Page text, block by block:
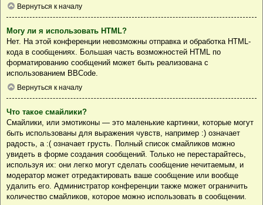
Вернуться к началу
Могу ли я использовать HTML?
Нет. На этой конференции невозможны отправка и обработка HTML-
кода в сообщениях. Большая часть возможностей HTML по
форматированию сообщений может быть реализована с
использованием BBCode.
Вернуться к началу
Что такое смайлики?
Смайлики, или эмотиконы — это маленькие картинки, которые могут
быть использованы для выражения чувств, например :) означает
радость, а :( означает грусть. Полный список смайликов можно
увидеть в форме создания сообщений. Только не перестарайтесь,
используя их: они легко могут сделать сообщение нечитаемым, и
модератор может отредактировать ваше сообщение или вообще
удалить его. Администратор конференции также может ограничить
количество смайликов, которое можно использовать в сообщении.